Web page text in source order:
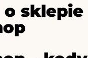
sklepie